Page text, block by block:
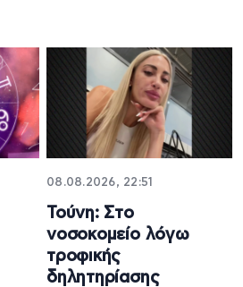
08.08.2026, 22:51
Τούνη: Στο
νοσοκομείο λόγω
τροφικής
δηλητηρίασης